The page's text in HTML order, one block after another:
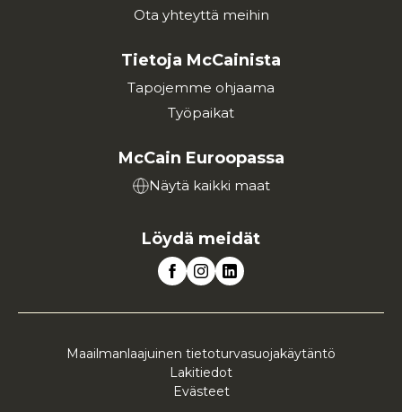
Ota yhteyttä meihin
Tietoja McCainista
Tapojemme ohjaama
Työpaikat
McCain Euroopassa
Näytä kaikki maat
Löydä meidät
Maailmanlaajuinen tietoturvasuojakäytäntö
Lakitiedot
Evästeet